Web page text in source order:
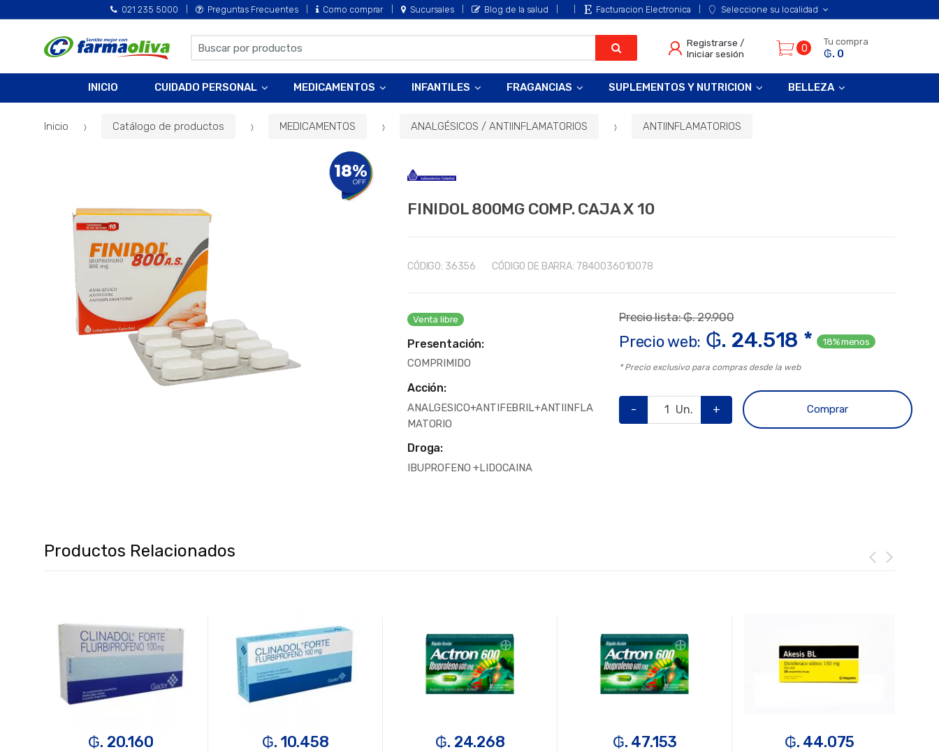
021 235 5000 Preguntas Frecuentes Como comprar Sucursales Blog de la salud Facturacion Electronica Seleccione su localidad
u
s
c
r
Registrarse /
Iniciar sesión
0
Tu compra
₲. 0
INICIO CUIDADO PERSONAL MEDICAMENTOS INFANTILES FRAGANCIAS SUPLEMENTOS Y NUTRICION BELLEZA
Inicio Catálogo de productos MEDICAMENTOS ANALGÉSICOS / ANTIINFLAMATORIOS ANTIINFLAMATORIOS
18%
OFF
FINIDOL 800MG COMP. CAJA X 10
CÓDIGO: 36356 CÓDIGO DE BARRA: 7840036010078
Venta libre
Presentación:
COMPRIMIDO
Acción:
ANALGESICO+ANTIFEBRIL+ANTIINFLA
MATORIO
Droga:
IBUPROFENO +LIDOCAINA
Precio lista: ₲. 29.900
Precio web: ₲. 24.518 * 18% menos
* Precio exclusivo para compras desde la web
- Un. + Comprar
Productos Relacionados
₲. 20.160 ₲. 10.458 ₲. 24.268 ₲. 47.153 ₲. 44.075